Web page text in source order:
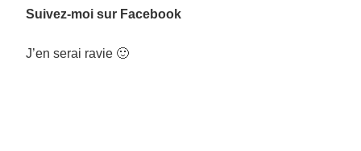
Suivez-moi sur Facebook
J’en serai ravie 🙂